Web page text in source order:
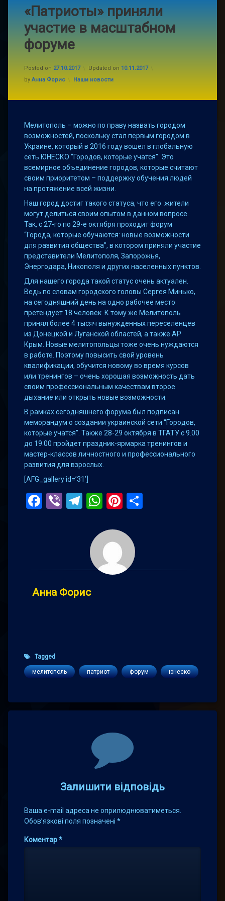
«Патриоты» приняли
участие в масштабном
форуме
Posted on 27.10.2017 Updated on 10.11.2017
by Анна Форис Categories:
Наши новости
Мелитополь – можно по праву назвать городом
возможностей, поскольку стал первым городом в
Украине, который в 2016 году вошел в глобальную
сеть ЮНЕСКО “Городов, которые учатся”. Это
всемирное объединение городов, которые считают
своим приоритетом – поддержку обучения людей
на протяжение всей жизни.
Наш город достиг такого статуса, что его жители
могут делиться своим опытом в данном вопросе.
Так, с 27-го по 29-е октября проходит форум
“Города, которые обучаются: новые возможности
для развития общества”, в котором приняли участие
представители Мелитополя, Запорожья,
Энергодара, Никополя и других населенных пунктов.
Для нашего города такой статус очень актуален.
Ведь по словам городского головы Сергея Минько,
на сегодняшний день на одно рабочее место
претендует 18 человек. К тому же Мелитополь
принял более 4 тысяч вынужденных переселенцев
из Донецкой и Луганской областей, а также АР
Крым. Новые мелитопольцы тоже очень нуждаются
в работе. Поэтому повысить свой уровень
квалификации, обучится новому во время курсов
или тренингов – очень хорошая возможность дать
своим профессиональным качествам второе
дыхание или открыть новые возможности.
В рамках сегодняшнего форума был подписан
меморандум о создании украинской сети “Городов,
которые учатся”. Также 28-29 октября в ТГАТУ с 9.00
до 19.00 пройдет праздник-ярмарка тренингов и
мастер-классов личностного и профессионального
развития для взрослых.
[AFG_gallery id=’31’]
Facebook
ViberTelegram
WhatsApp
Pinterest
Анна Форис
Tagged
мелитополь патриот форум юнеско
Залишити відповідь
Ваша e-mail адреса не оприлюднюватиметься.
Обов’язкові поля позначені *
Коментар*